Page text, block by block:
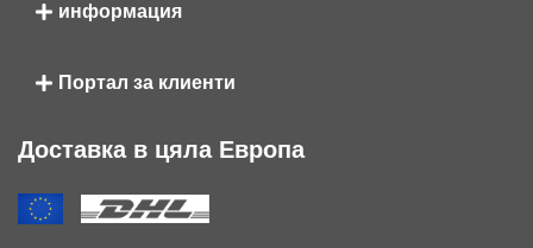
информация
Портал за клиенти
Доставка в цяла Европа